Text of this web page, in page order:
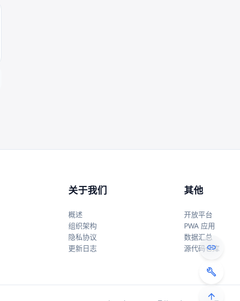
关于我们
概述
组织架构
隐私协议
更新日志
其他
开放平台
PWA 应用
数据汇总
源代码仓库